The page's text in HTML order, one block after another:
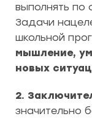
выполнять по
Задачи
школьной
мышление,
новых
2.
значительно